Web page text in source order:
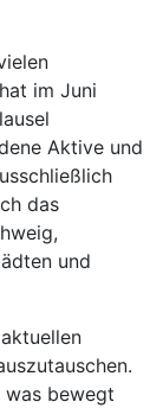
im Juni
Aktive und
das
und
was bewegt